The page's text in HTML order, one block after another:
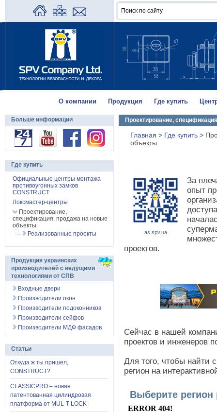
О компании Продукция Где купить
Проектирование,
Главная > Где купить >
объекты
as.spv.ua
За
опыт
проектов.
Сейчас в нашей
проектов и инженеров
Для того, чтобы найти
регион на
Выберите регион
Больше информации
Где купить
Официальные центры монтажа
противоугонных замков
CONSTRUCT
Локсмастер-центры
Проектирование,
спецификация, продажа на новые
объекты
Реализованные проекты
Продукция украинских
производителей с ведущими
технологиями от СПВ
Входные двери
Производители окон
Производители подоконников
Производители сейфов
Производители МДФ фасадов
Статьи
Откуда ж ты пришел,
CONSTRUCT?
CLASSICPRO – новая
патентованная цилиндровая
платформа от MUL-T-LOCK